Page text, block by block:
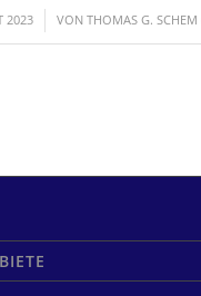
2023 VONTHOMAS G. SCHEM